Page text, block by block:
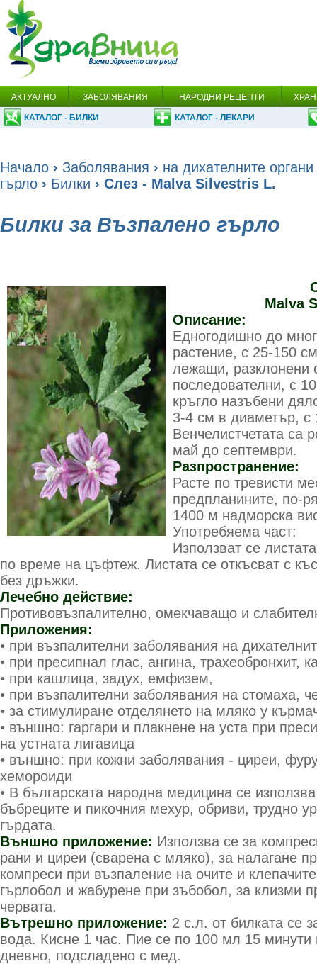
АКТУАЛНО ЗАБОЛЯВАНИЯ НАРОДНИ РЕЦЕПТИ
КАТАЛОГ - БИЛКИ КАТАЛОГ - ЛЕКАРИ
Начало › Заболявания › на дихателните
гърло › Билки › Слез - Malva Silvestris L.
Билки за Възпалено гърло
Malva
Описание:
Едногодишно до
растение, с 25-150
лежащи, разклонени
последователни, с
кръгло назъбени
3-4 см в диаметър,
Венчелистчетата са
май до септември.
Разпространение:
Расте по тревисти
предпланините, по-
1400 м надморска
Употребяема част:
Използват се
по време на цъфтеж. Листата се откъсват с
без дръжки.
Лечебно действие:
Противовъзпалително, омекчаващо и
Приложения:
• при възпалителни заболявания на
• при пресипнал глас, ангина, трахеобронхит,
• при кашлица, задух, емфизем,
• при възпалителни заболявания на стомаха,
• за стимулиране отделянето на мляко у
• външно: гаргари и плакнене на уста при
на устната лигавица
• външно: при кожни заболявания - циреи,
хемороиди
• В българската народна медицина се
бъбреците и пикочния мехур, обриви, трудно
гърдата.
Външно приложение: Използва се за
рани и циреи (сварена с мляко), за налагане
компреси при възпаление на очите и
гърлобол и жабурене при зъбобол, за клизми
червата.
Вътрешно приложение: 2 с.л. от билката се
вода. Кисне 1 час. Пие се по 100 мл 15
дневно, подсладено с мед.